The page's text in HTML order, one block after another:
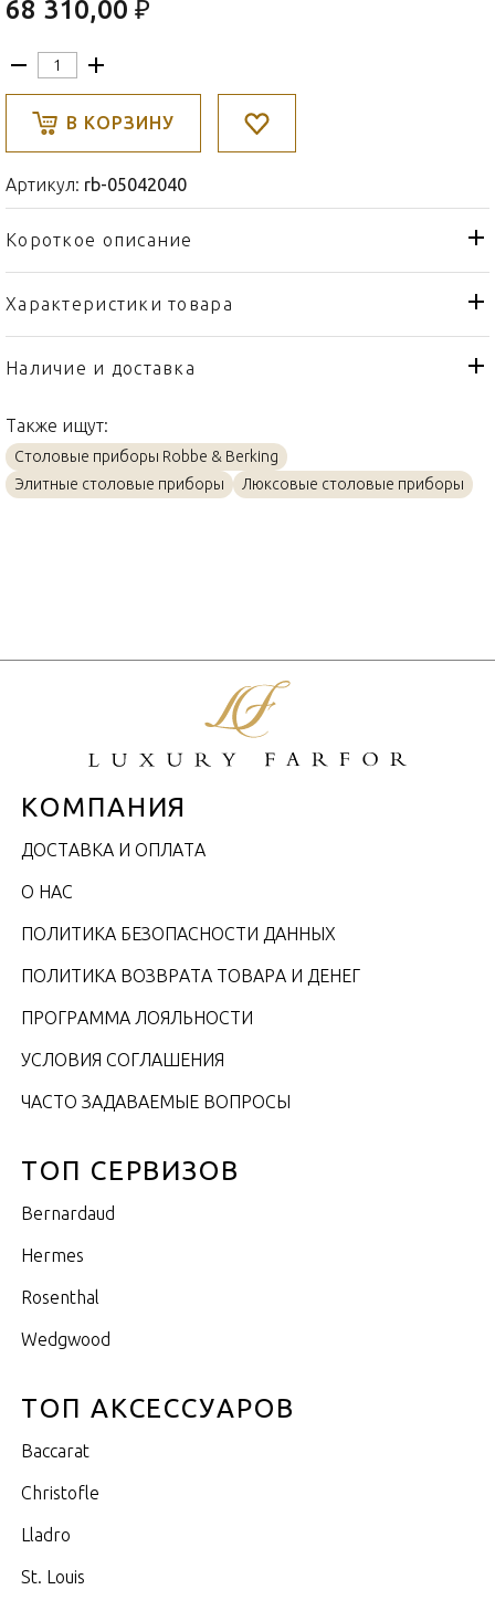
68 310,00 ₽
В КОРЗИНУ
Артикул: rb-05042040
Короткое описание
Характеристики товара
Тип товара
Ложка
Бренд
Страна производителя
Материал
Золото, Посеребрение
Объем / Размер
25,5см
Наличие и доставка
Также ищут:
Столовые приборы Robbe & Berking
Элитные столовые приборы
Люксовые столовые приборы
КОМПАНИЯ
ДОСТАВКА И ОПЛАТА
О НАС
ПОЛИТИКА БЕЗОПАСНОСТИ ДАННЫХ
ПОЛИТИКА ВОЗВРАТА ТОВАРА И ДЕНЕГ
ПРОГРАММА ЛОЯЛЬНОСТИ
УСЛОВИЯ СОГЛАШЕНИЯ
ЧАСТО ЗАДАВАЕМЫЕ ВОПРОСЫ
ТОП СЕРВИЗОВ
Bernardaud
Hermes
Rosenthal
Wedgwood
ТОП АКСЕССУАРОВ
Baccarat
Christofle
Lladro
St. Louis